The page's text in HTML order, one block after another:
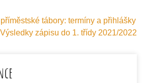
tábory: termíny a přihlášky
Výsledky zápisu do 1. třídy 2021/2022